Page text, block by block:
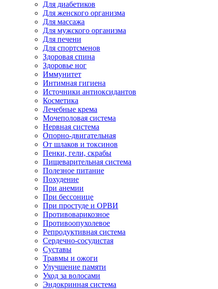
Для диабетиков
Для женского организма
Для массажа
Для мужского организма
Для печени
Для спортсменов
Здоровая спина
Здоровье ног
Иммунитет
Интимная гигиена
Источники антиоксидантов
Косметика
Лечебные крема
Мочеполовая система
Нервная система
Опорно-двигательная
От шлаков и токсинов
Пенки, гели, скрабы
Пищеварительная система
Полезное питание
Похудение
При анемии
При бессонице
При простуде и ОРВИ
Противоварикозное
Противоопухолевое
Репродуктивная система
Сердечно-сосудистая
Суставы
Травмы и ожоги
Улучшение памяти
Уход за волосами
Эндокринная система